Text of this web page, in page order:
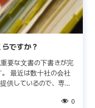
ですか？
要な文書の下書きが完
最近は数十社の会社
供しているので、専門
0